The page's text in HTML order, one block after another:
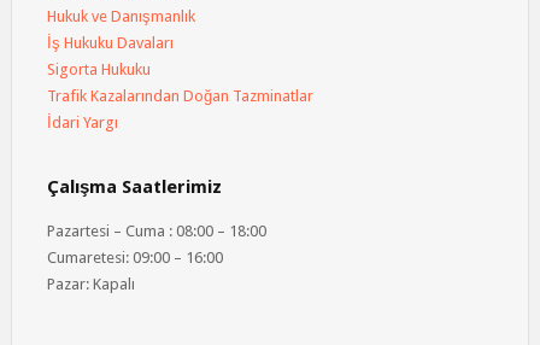
Hukuk ve Danışmanlık
İş Hukuku Davaları
Sigorta Hukuku
Trafik Kazalarından Doğan Tazminatlar
İdari Yargı
Çalışma Saatlerimiz
Pazartesi – Cuma : 08:00 – 18:00
Cumaretesi: 09:00 – 16:00
Pazar: Kapalı